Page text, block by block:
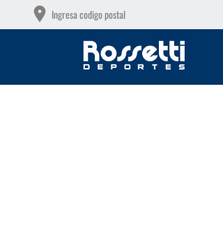
Ingresa codigo postal
SIN INTERÉS CON TU DEBITO